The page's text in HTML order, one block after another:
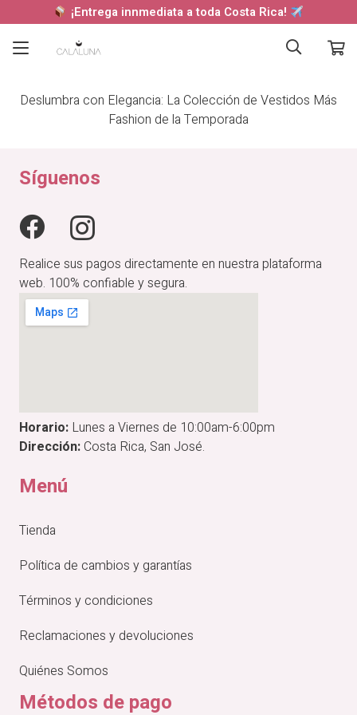
¡Entrega innmediata a toda Costa Rica!
Deslumbra con Elegancia: La Colección de Vestidos Más
Fashion de la Temporada
Síguenos
Realice sus pagos directamente en nuestra plataforma
web. 100% confiable y segura.
Horario: Lunes a Viernes de 10:00am-6:00pm
Dirección:Costa Rica, San José.
Menú
Tienda
Política de cambios y garantías
Términos y condiciones
Reclamaciones y devoluciones
Quiénes Somos
Métodos de pago